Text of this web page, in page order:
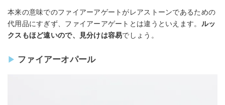
本来の意味でのファイアーアゲートがレアストーンであるための
代用品にすぎず、ファイアーアゲートとは違うといえます。 ルッ
クスもほど遠いので、見分けは容易でしょう。
ファイアーオパール